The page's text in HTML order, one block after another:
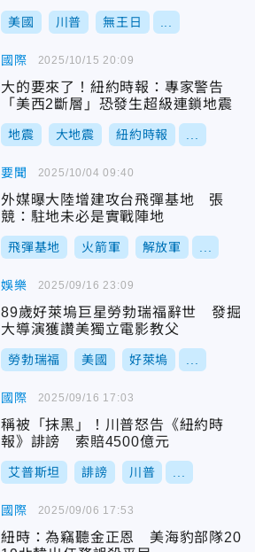
美國 川普 無王日
國際
大的要來了！紐約時報：專家警告
「美西2斷層」恐發生超級連鎖地震
地震 大地震 紐約時報
2025/10/15 20:09
要聞
外媒曝大陸增建攻台飛彈基地 張
競：駐地未必是實戰陣地
飛彈基地 火箭軍 解放軍
2025/10/04 09:40
娛樂
89歲好萊塢巨星勞勃瑞福辭世 發掘
大導演獲讚美獨立電影教父
勞勃瑞福 美國 好萊塢
2025/09/16 23:09
國際
稱被「抹黑」！川普怒告《紐約時
報》誹謗 索賠4500億元
艾普斯坦 誹謗 川普
2025/09/16 17:03
國際
紐時：為竊聽金正恩 美海豹部隊20
2025/09/06 17:53